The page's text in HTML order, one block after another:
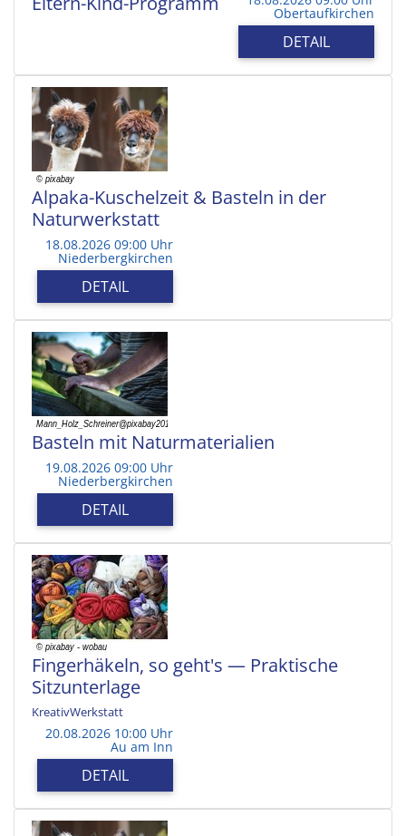
Obertaufkirchen
DETAIL
Alpaka-Kuschelzeit & Basteln in der
Naturwerkstatt
18.08.2026 09:00 Uhr
Niederbergkirchen
DETAIL
Basteln mit Naturmaterialien
19.08.2026 09:00 Uhr
Niederbergkirchen
DETAIL
Fingerhäkeln, so geht's — Praktische
Sitzunterlage
KreativWerkstatt
20.08.2026 10:00 Uhr
Au am Inn
DETAIL